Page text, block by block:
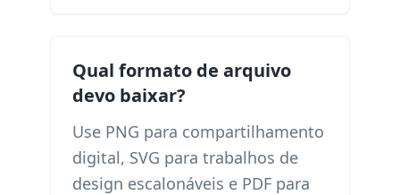
Qual formato de arquivo
devo baixar?
Use PNG para compartilhamento
digital, SVG para trabalhos de
design escalonáveis ​​e PDF para